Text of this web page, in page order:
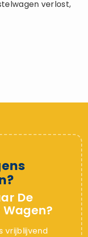
verlost,
De
vrijblijvend